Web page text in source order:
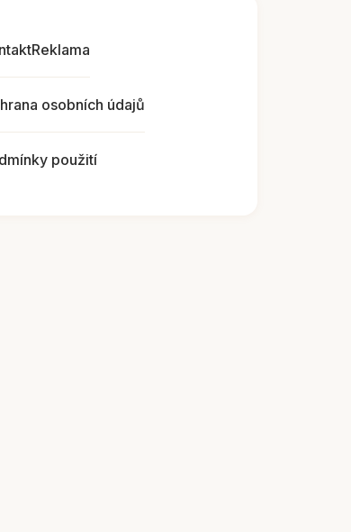
Reklama
osobních údajů
použití